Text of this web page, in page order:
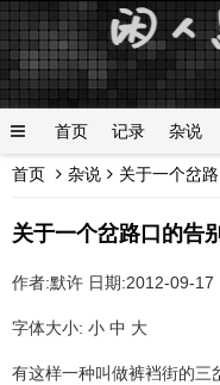
首页 记录 杂说
登陆
首页 杂说 关于一个岔
关于一个岔路口的告别
作者:默许 日期:2012-09-17
字体大小: 小 中 大
有这样一种叫做裤裆街的三